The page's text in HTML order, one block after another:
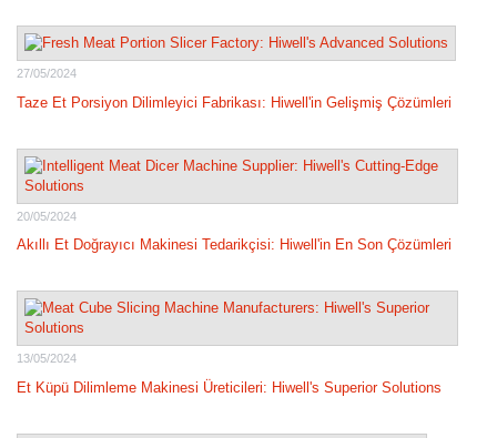
27/05/2024
Taze Et Porsiyon Dilimleyici Fabrikası: Hiwell'in Gelişmiş Çözümleri
20/05/2024
Akıllı Et Doğrayıcı Makinesi Tedarikçisi: Hiwell'in En Son Çözümleri
13/05/2024
Et Küpü Dilimleme Makinesi Üreticileri: Hiwell's Superior Solutions